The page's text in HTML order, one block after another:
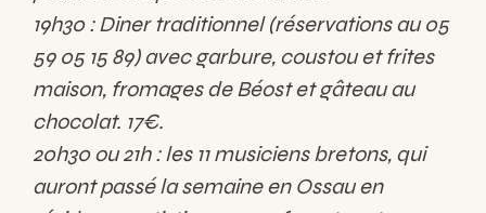
19h30 : Diner traditionnel (réservations au 05
59 05 15 89) avec garbure, coustou et frites
maison, fromages de Béost et gâteau au
chocolat. 17€.
20h30 ou 21h : les 11 musiciens bretons, qui
auront passé la semaine en Ossau en